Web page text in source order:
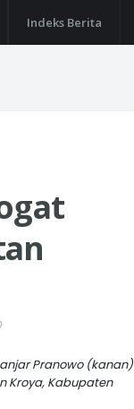
Indeks Berita
Pranowo (kanan)
Kroya, Kabupaten